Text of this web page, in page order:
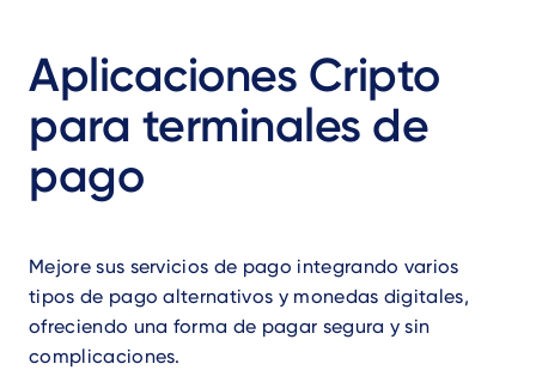
Aplicaciones Cripto
para terminales de
pago
Mejore sus servicios de pago integrando varios
tipos de pago alternativos y monedas digitales,
ofreciendo una forma de pagar segura y sin
complicaciones.